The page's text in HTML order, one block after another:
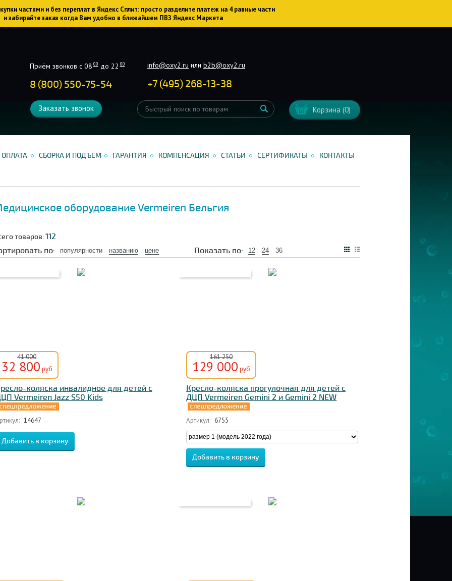
частями и без переплат в Яндекс Сплит: просто разделите платеж на 4 равные части
и забирайте заказ когда Вам удобно в ближайшем ПВЗ Яндекс Маркета
Приём звонков с 08 00до 22 00
8 (800) 550-75-54
info@oxy2.ru илиb2b@oxy2.ru
+7 (495) 268-13-38
Заказать звонок Корзина(0)
ОПЛАТА СБОРКА И ПОДЪЁМ ГАРАНТИЯ КОМПЕНСАЦИЯ СТАТЬИ СЕРТИФИКАТЫ КОНТАКТЫ
оборудование Vermeiren Бельгия
товаров:112
по:
популярности названию цене Показать по: 12 24 36
41 000
32 800 руб
коляска инвалидное для детей с
Vermeiren Jazz S50 Kids
14647
161 250
129 000 руб
Кресло-коляска прогулочная для детей с
ДЦП Vermeiren Gemini 2 и Gemini 2 NEW
Артикул: 6755